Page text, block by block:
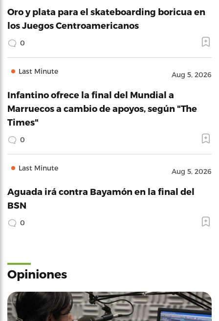
Oro y plata para el skateboarding boricua en
los Juegos Centroamericanos
0
Last Minute Aug 5, 2026
Infantino ofrece la final del Mundial a
Marruecos a cambio de apoyos, según "The
Times"
0
Last Minute Aug 5, 2026
Aguada irá contra Bayamón en la final del
BSN
0
Opiniones